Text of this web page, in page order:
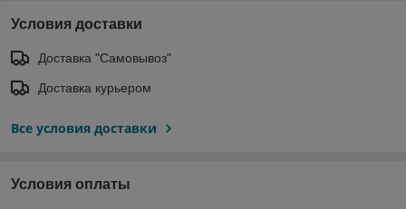
Условия доставки
Доставка "Самовывоз"
Доставка курьером
Все условия доставки
Условия оплаты